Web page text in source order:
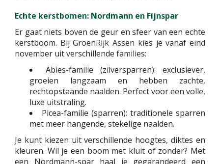
Echte kerstbomen: Nordmann en Fijnspar
Er gaat niets boven de geur en sfeer van een echte
kerstboom. Bij GroenRijk Assen kies je vanaf eind
november uit verschillende families:
Abies-familie (zilversparren): exclusiever,
groeien langzaam en hebben zachte,
rechtopstaande naalden. Perfect voor een volle,
luxe uitstraling.
Picea-familie (sparren): traditionele sparren
met meer hangende, stekelige naalden.
Je kunt kiezen uit verschillende hoogtes, diktes en
kleuren. Wil je een boom met kluit of zonder? Met
een Nordmann-spar haal je gegarandeerd een